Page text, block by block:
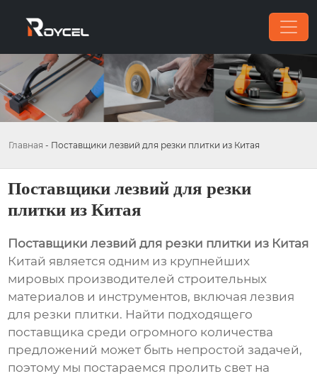
Главная - Поставщики лезвий для резки плитки из Китая
Поставщики лезвий для резки
плитки из Китая
Поставщики лезвий для резки плитки из Китая
Китай является одним из крупнейших
мировых производителей строительных
материалов и инструментов, включая лезвия
для резки плитки. Найти подходящего
поставщика среди огромного количества
предложений может быть непростой задачей,
поэтому мы постараемся пролить свет на